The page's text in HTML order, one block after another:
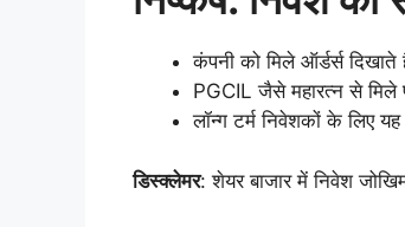
कंपनी को मिले ऑर्डर्स दिखाते
PGCIL जैसे महारत्न से मिले
लॉन्ग टर्म निवेशकों के लिए
डिस्क्लेमर: शेयर बाजार में निवेश